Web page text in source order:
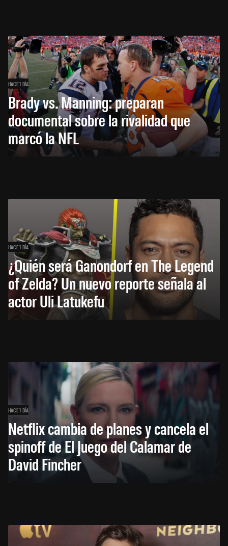
HACE 1 DÍA
Brady vs. Manning: preparan
documental sobre la rivalidad que
marcó la NFL
HACE 1 DÍA
¿Quién será Ganondorf en The Legend
of Zelda? Un nuevo reporte señala al
actor Uli Latukefu
HACE 1 DÍA
Netflix cambia de planes y cancela el
spinoff de El Juego del Calamar de
David Fincher